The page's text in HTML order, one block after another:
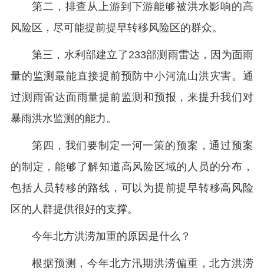
第二，排查从上游到下游能够被洪水影响的高
风险区，尽可能提前提早转移风险区的群众。
第三，水利部建立了233部测雨雷达，因为面雨
量的监测最能直接提前预防中小河流山洪灾害。通
过测雨雷达面雨量提前监测和预报，来提升我们对
暴雨洪水监测的能力。
第四，我们要制定一河一策的预案，通过预案
的制定，能够了解知道高风险区域的人员的分布，
包括人员转移的路线，可以为提前提早转移高风险
区的人群提供很好的支撑。
今年北方洪涝加重的原因是什么？
根据预测，今年北方汛期洪涝偏重，北方洪涝